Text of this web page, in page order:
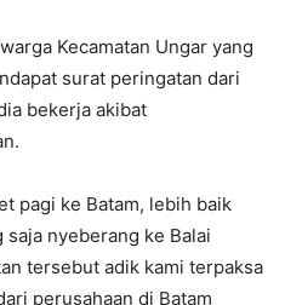
Kecamatan Ungar yang
surat peringatan dari
bekerja akibat
pagi ke Batam, lebih baik
nyeberang ke Balai
tersebut adik kami terpaksa
perusahaan di Batam